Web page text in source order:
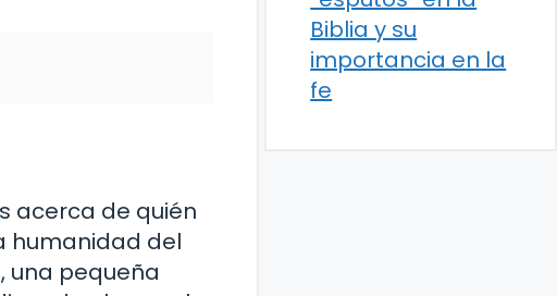
acerca de quién
humanidad del
una pequeña
Biblia y su
importancia en la
fe